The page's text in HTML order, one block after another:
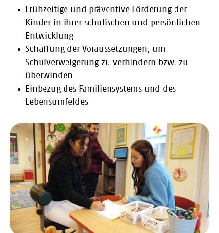
Frühzeitige und präventive Förderung der
Kinder in ihrer schulischen und persönlichen
Entwicklung
Schaffung der Voraussetzungen, um
Schulverweigerung zu verhindern bzw. zu
überwinden
Einbezug des Familiensystems und des
Lebensumfeldes